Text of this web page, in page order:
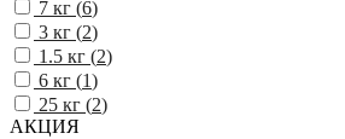
7 кг (6)
3 кг (2)
1.5 кг (2)
6 кг (1)
25 кг (2)
АКЦИЯ